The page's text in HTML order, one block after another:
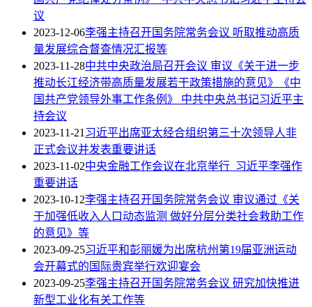
议
2023-12-06李强主持召开国务院常务会议 听取推动高质
量发展综合督查情况汇报等
2023-11-28中共中央政治局召开会议 审议《关于进一步
推动长江经济带高质量发展若干政策措施的意见》《中
国共产党领导外事工作条例》 中共中央总书记习近平主
持会议
2023-11-21习近平出席亚太经合组织第三十次领导人非
正式会议并发表重要讲话
2023-11-02中央金融工作会议在北京举行 习近平李强作
重要讲话
2023-10-12李强主持召开国务院常务会议 审议通过《关
于加强低收入人口动态监测 做好分层分类社会救助工作
的意见》等
2023-09-25习近平和彭丽媛为出席杭州第19届亚洲运动
会开幕式的国际贵宾举行欢迎宴会
2023-09-25李强主持召开国务院常务会议 研究加快推进
新型工业化有关工作等